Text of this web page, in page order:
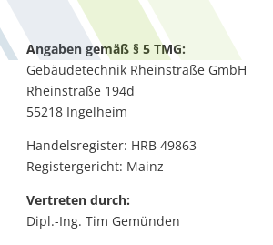
Angaben gemäß § 5 TMG:
Gebäudetechnik Rheinstraße GmbH
Rheinstraße 194d
55218 Ingelheim
Handelsregister: HRB 49863
Registergericht: Mainz
Vertreten durch:
Dipl.-Ing. Tim Gemünden